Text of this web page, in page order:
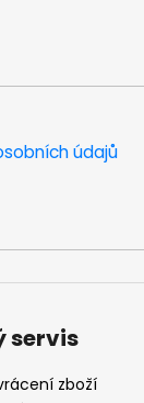
údajů
servis
zboží